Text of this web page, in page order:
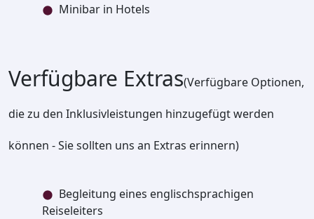
Minibar in Hotels
Verfügbare Extras(Verfügbare Optionen,
die zu den Inklusivleistungen hinzugefügt werden
können - Sie sollten uns an Extras erinnern)
Begleitung eines englischsprachigen
Reiseleiters